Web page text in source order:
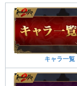
キャラ一覧